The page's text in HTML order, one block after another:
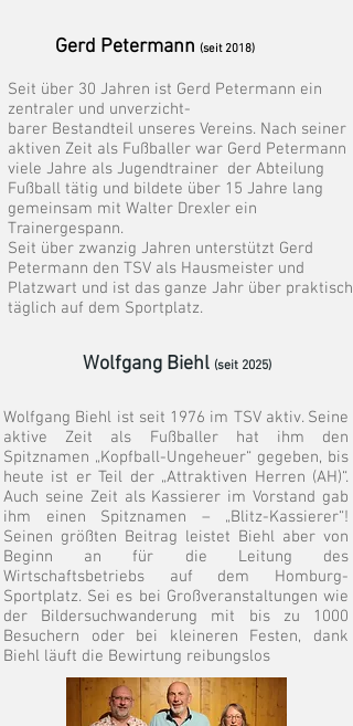
Gerd Petermann (seit 2018)
Seit über 30 Jahren ist Gerd Petermann ein
zentraler und unverzicht-
barer Bestandteil unseres Vereins. Nach seiner
aktiven Zeit als Fußballer war Gerd Petermann
viele Jahre als Jugendtrainer der Abteilung
Fußball tätig und bildete über 15 Jahre lang
gemeinsam mit Walter Drexler ein
Trainergespann.
Seit über zwanzig Jahren unterstützt Gerd
Petermann den TSV als Hausmeister und
Platzwart und ist das ganze Jahr über praktisch
täglich auf dem Sportplatz.
Wolfgang Biehl (seit 2025)
Wolfgang Biehl ist seit 1976 im TSV aktiv. Seine
aktive Zeit als Fußballer hat ihm den
Spitznamen „Kopfball-Ungeheuer“ gegeben, bis
heute ist er Teil der „Attraktiven Herren (AH)“.
Auch seine Zeit als Kassierer im Vorstand gab
ihm einen Spitznamen – „Blitz-Kassierer“!
Seinen größten Beitrag leistet Biehl aber von
Beginn an für die Leitung des
Wirtschaftsbetriebs auf dem Homburg-
Sportplatz. Sei es bei Großveranstaltungen wie
der Bildersuchwanderung mit bis zu 1000
Besuchern oder bei kleineren Festen, dank
Biehl läuft die Bewirtung reibungslos